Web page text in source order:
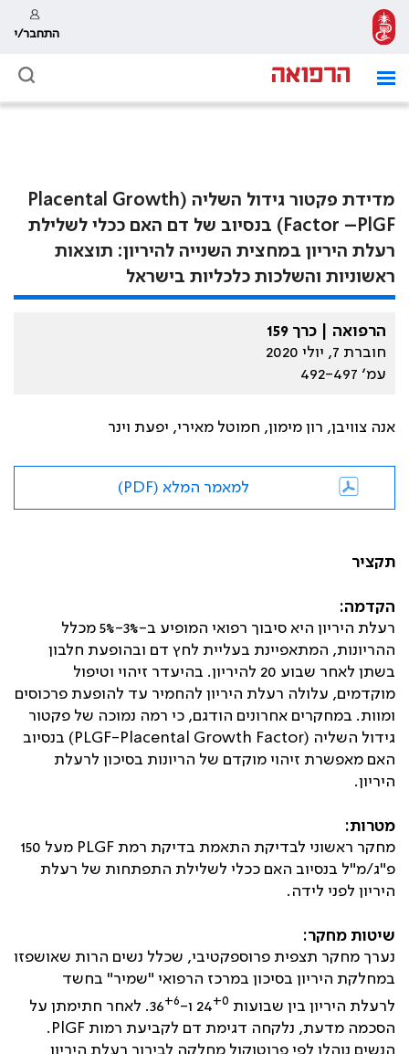
התחבר/י
מדידת פקטור גידול השליה (Placental Growth
Factor –PlGF) בנסיוב של דם האם ככלי לשלילת
רעלת היריון במחצית השנייה להיריון: תוצאות
ראשוניות והשלכות כלכליות בישראל
הרפואה | כרך 159
חוברת 7, יולי 2020
עמ׳ 492-497
אנה צוויבן, רון מימון, חמוטל מאירי, יפעת וינר
למאמר המלא (PDF)
תקציר
הקדמה:
רעלת היריון היא סיבוך רפואי המופיע ב-3%-5% מכלל
ההריונות, המתאפיינת בעליית לחץ דם ובהופעת חלבון
בשתן לאחר שבוע 20 להיריון. בהיעדר זיהוי וטיפול
מוקדמים, עלולה רעלת היריון להחמיר עד להופעת פרכוסים
ומוות. במחקרים אחרונים הודגם, כי רמה נמוכה של פקטור
גידול השליה (Placental Growth Factor
-
PLGF) בנסיוב
האם מאפשרת זיהוי מוקדם של הריונות בסיכון לרעלת
היריון.
מטרות:
מחקר ראשוני לבדיקת התאמת בדיקת רמת PLGF
מעל 150
פ"ג/מ"ל בנסיוב האם ככלי לשלילת התפתחות של רעלת
היריון לפני לידה.
שיטות מחקר:
נערך מחקר תצפית פרוספקטיבי, שכלל נשים הרות שאושפזו
במחלקת היריון בסיכון במרכז הרפואי "שמיר" בחשד
לרעלת היריון בין שבועות 24 +0 ו-36+6
. לאחר חתימתן על
הסכמה מדעת, נלקחה דגימת דם לקביעת רמות PlGF
.
הנשים נוהלו לפי פרוטוקול מחלקה לבירור רעלת היריון